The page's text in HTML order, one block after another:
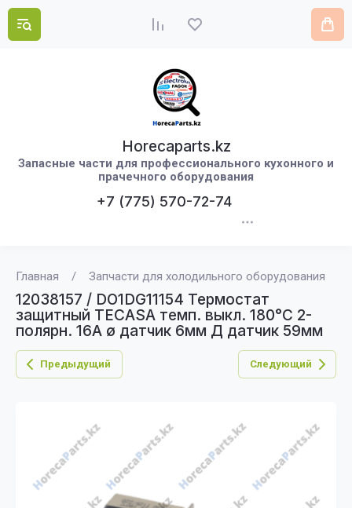
Horecaparts.kz
Запасные части для профессионального кухонного и
прачечного оборудования
+7 (775) 570-72-74
Главная / Запчасти для холодильного оборудования
12038157 / DO1DG11154 Термостат
защитный TECASA темп. выкл. 180°C 2-
полярн. 16А ø датчик 6мм Д датчик 59мм
Предыдущий Следующий